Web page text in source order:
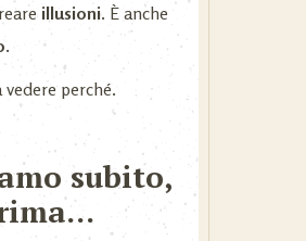
illusioni. È anche
perché.
subito,